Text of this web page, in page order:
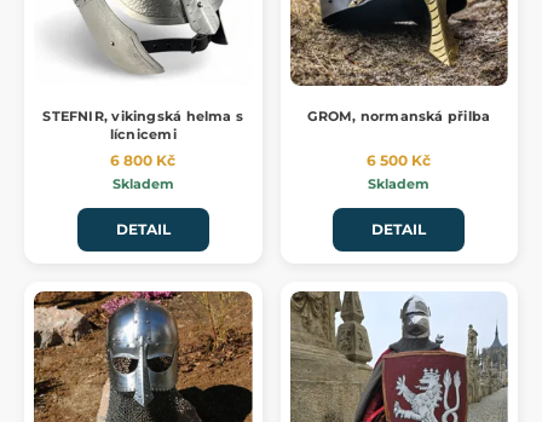
STEFNIR, vikingská helma s
lícnicemi
6 800 Kč
Skladem
DETAIL
GROM, normanská přilba
6 500 Kč
Skladem
DETAIL